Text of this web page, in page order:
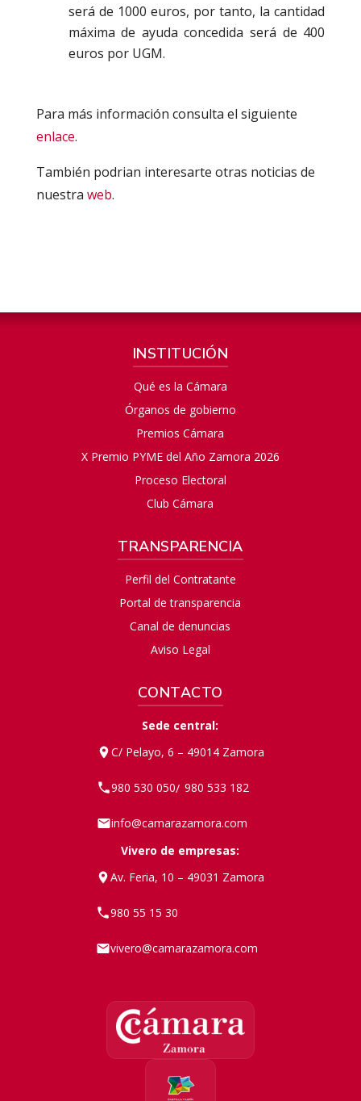
será de 1000 euros, por tanto, la cantidad
máxima de ayuda concedida será de 400
euros por UGM.
Para más información consulta el siguiente
enlace.
También podrian interesarte otras noticias de
nuestra web.
INSTITUCIÓN
Qué es la Cámara
Órganos de gobierno
Premios Cámara
X Premio PYME del Año Zamora 2026
Proceso Electoral
Club Cámara
TRANSPARENCIA
Perfil del Contratante
Portal de transparencia
Canal de denuncias
Aviso Legal
CONTACTO
Sede central:
C/ Pelayo, 6 – 49014 Zamora
980 530 050/ 980 533 182
info@camarazamora.com
Vivero de empresas:
Av. Feria, 10 – 49031 Zamora
980 55 15 30
vivero@camarazamora.com